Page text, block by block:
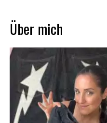
Hand
Über mich